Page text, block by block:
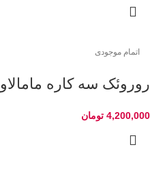
اتمام موجودی
روروئک سه کاره مامالاو Mamalove
4,200,000 تومان